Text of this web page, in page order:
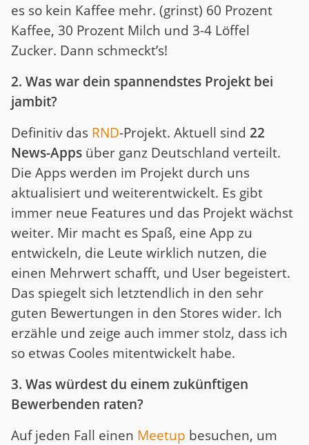
es so kein Kaffee mehr. (grinst) 60 Prozent
Kaffee, 30 Prozent Milch und 3-4 Löffel
Zucker. Dann schmeckt’s!
2. Was war dein spannendstes Projekt bei
jambit?
Definitiv das RND-Projekt. Aktuell sind 22
News-Apps über ganz Deutschland verteilt.
Die Apps werden im Projekt durch uns
aktualisiert und weiterentwickelt. Es gibt
immer neue Features und das Projekt wächst
weiter. Mir macht es Spaß, eine App zu
entwickeln, die Leute wirklich nutzen, die
einen Mehrwert schafft, und User begeistert.
Das spiegelt sich letztendlich in den sehr
guten Bewertungen in den Stores wider. Ich
erzähle und zeige auch immer stolz, dass ich
so etwas Cooles mitentwickelt habe.
3. Was würdest du einem zukünftigen
Bewerbenden raten?
Auf jeden Fall einen Meetup besuchen, um